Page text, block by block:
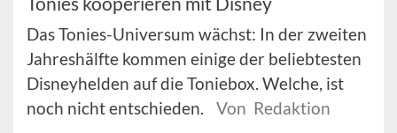
Das Tonies-Universum wächst: In der zweiten
Jahreshälfte kommen einige der beliebtesten
Disneyhelden auf die Toniebox. Welche, ist
noch nicht entschieden.
Von Redaktion